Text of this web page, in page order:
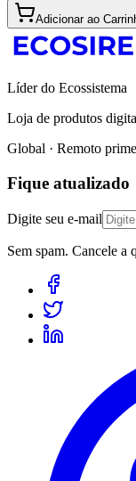
Adicionar ao
Líder do Ecossistema
Loja de produtos
Global · Remoto
Fique atualizado
Digite seu e-mail
Sem spam. Cancele a